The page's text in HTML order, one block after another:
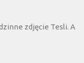
zdjęcie Tesli. A